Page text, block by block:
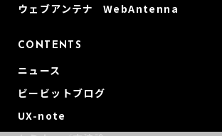
ウェブアンテナ WebAntenna
CONTENTS
ニュース
ビービットブログ
UX-note